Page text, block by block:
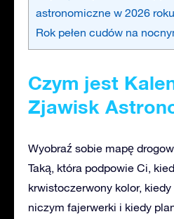
astronomiczne w 2026 roku
Rok pełen cudów na
Czym jest
Zjawisk
Wyobraź sobie mapę
Taką, która podpowie Ci,
krwistoczerwony kolor,
niczym fajerwerki i kiedy